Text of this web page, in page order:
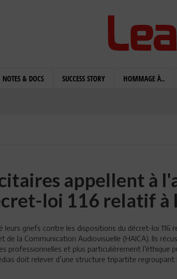
NOTES & DOCS SUCCESS STORY HOMMAGE À..
appellent à
loi 116 relatif à
leurs griefs contre les dispositions du décret-loi 116
de la Communication Audiovisuelle (HAICA). Ils
professionnelles et plus particulièrement l’éthique
doit relever d’une structure tripartite